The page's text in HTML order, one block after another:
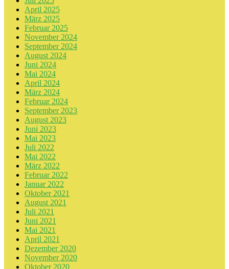
April 2025
März 2025
Februar 2025
November 2024
September 2024
August 2024
Juni 2024
Mai 2024
April 2024
März 2024
Februar 2024
September 2023
August 2023
Juni 2023
Mai 2023
Juli 2022
Mai 2022
März 2022
Februar 2022
Januar 2022
Oktober 2021
August 2021
Juli 2021
Juni 2021
Mai 2021
April 2021
Dezember 2020
November 2020
Oktober 2020